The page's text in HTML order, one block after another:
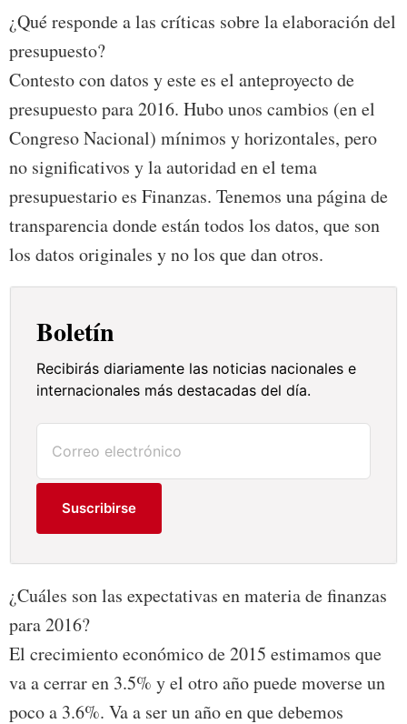
¿Qué responde a las críticas sobre la elaboración del
presupuesto?
Contesto con datos y este es el anteproyecto de
presupuesto para 2016. Hubo unos cambios (en el
Congreso Nacional) mínimos y horizontales, pero
no significativos y la autoridad en el tema
presupuestario es Finanzas. Tenemos una página de
transparencia donde están todos los datos, que son
los datos originales y no los que dan otros.
Boletín
Recibirás diariamente las noticias nacionales e
internacionales más destacadas del día.
Suscribirse
¿Cuáles son las expectativas en materia de finanzas
para 2016?
El crecimiento económico de 2015 estimamos que
va a cerrar en 3.5% y el otro año puede moverse un
poco a 3.6%. Va a ser un año en que debemos